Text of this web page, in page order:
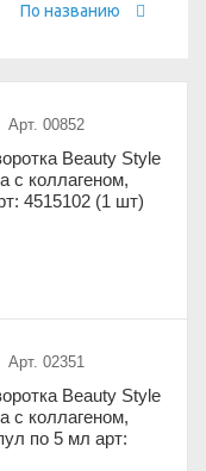
По названию
Арт. 00852
Beauty Style
с коллагеном,
4515102 (1 шт)
Арт. 02351
Beauty Style
с коллагеном,
по 5 мл арт: